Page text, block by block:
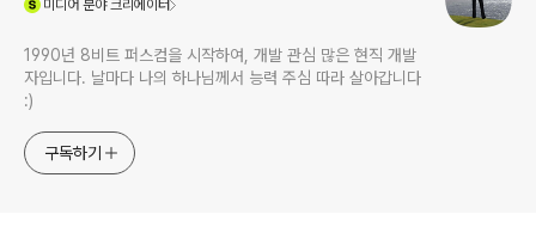
미디어 분야 크리에이터
1990년 8비트 퍼스컴을 시작하여, 개발 관심 많은 현직 개발
자입니다. 날마다 나의 하나님께서 능력 주심 따라 살아갑니다
:)
구독하기